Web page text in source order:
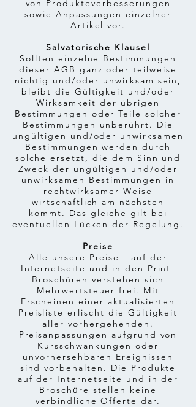
von Produkteverbesserungen
sowie Anpassungen einzelner
Artikel vor.
Salvatorische Klausel
Sollten einzelne Bestimmungen
dieser AGB ganz oder teilweise
nichtig und/oder unwirksam sein,
bleibt die Gültigkeit und/oder
Wirksamkeit der übrigen
Bestimmungen oder Teile solcher
Bestimmungen unberührt. Die
ungültigen und/oder unwirksamen
Bestimmungen werden durch
solche ersetzt, die dem Sinn und
Zweck der ungültigen und/oder
unwirksamen Bestimmungen in
rechtwirksamer Weise
wirtschaftlich am nächsten
kommt. Das gleiche gilt bei
eventuellen Lücken der Regelung.
Preise
Alle unsere Preise - auf der
Internetseite und in den Print-
Broschüren verstehen sich
Mehrwertsteuer frei. Mit
Erscheinen einer aktualisierten
Preisliste erlischt die Gültigkeit
aller vorhergehenden.
Preisanpassungen aufgrund von
Kursschwankungen oder
unvorhersehbaren Ereignissen
sind vorbehalten. Die Produkte
auf der Internetseite und in der
Broschüre stellen keine
verbindliche Offerte dar.